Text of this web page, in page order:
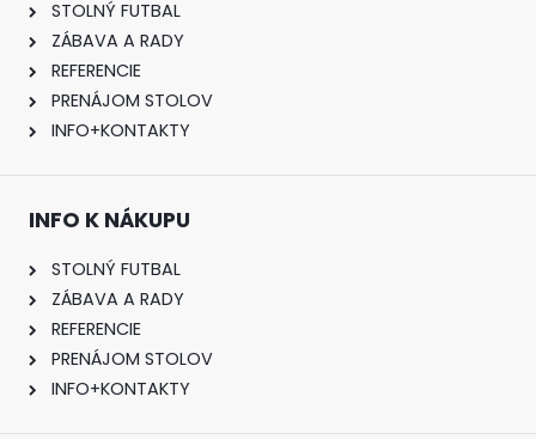
STOLNÝ FUTBAL
ZÁBAVA A RADY
REFERENCIE
PRENÁJOM STOLOV
INFO+KONTAKTY
INFO K NÁKUPU
STOLNÝ FUTBAL
ZÁBAVA A RADY
REFERENCIE
PRENÁJOM STOLOV
INFO+KONTAKTY